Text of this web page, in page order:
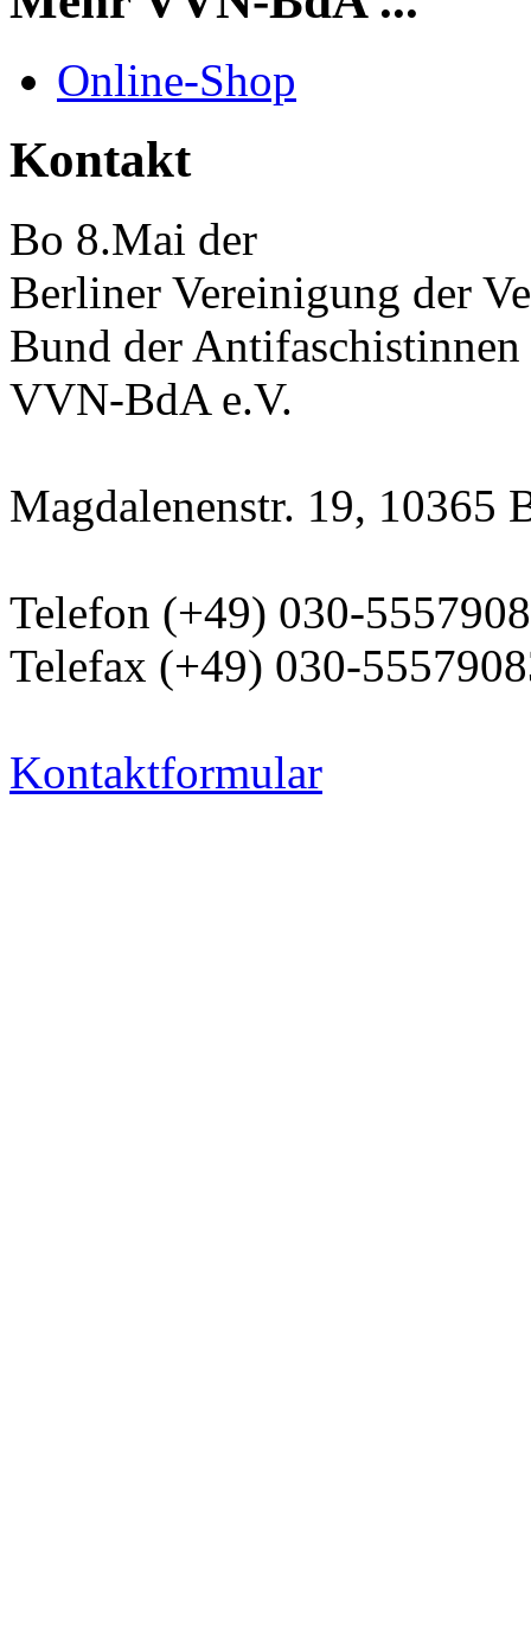
Online-Shop
Kontakt
Bo 8.Mai der
Berliner Vereinigung der
Bund der
VVN-BdA e.V.
Magdalenenstr. 19, 10365
Telefon (+49) 030-
Telefax (+49) 030-
Kontaktformular